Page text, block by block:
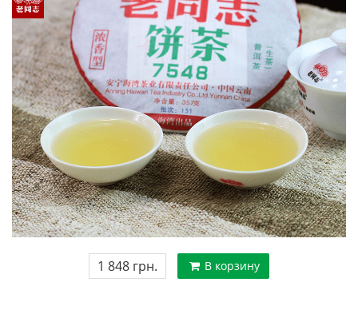
1 848 грн. В корзину